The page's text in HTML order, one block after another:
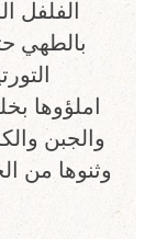
الفلفل
بالطهي
املؤوها
والجبن
وثنوها من